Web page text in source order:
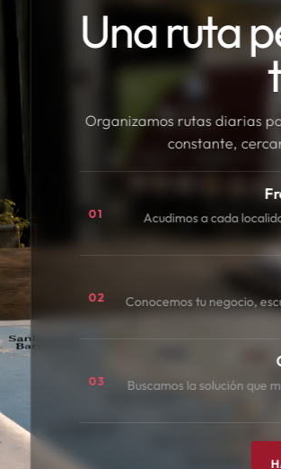
Una ruta
Organizamos rutas diarias
constante,
01
Acudimos a cada
02
Conocemos tu negocio,
03
Buscamos la solución que